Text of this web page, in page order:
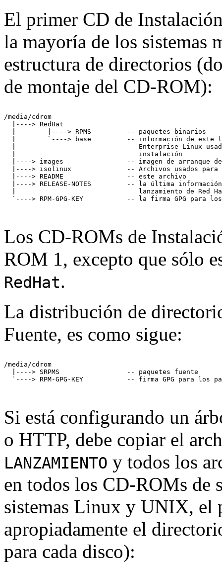
El primer CD de
la mayoría de los sistemas
estructura de directorios
de montaje del CD-ROM):
/media/cdrom
  |----> RedHat
  |        |----> RPMS         -- paquetes binarios
|        `----> base         -- información de este
|                               Enterprise Linux
  |                               instalación
|----> images                -- imagen de arranque
|----> isolinux              -- Archivos usados para
  |----> README                -- este archivo
|----> RELEASE-NOTES         -- la última
|                               lanzamiento de Red
Los CD-ROMs de
ROM 1, excepto que sólo
RedHat.
La distribución de
Fuente, es como sigue:
/media/cdrom
  |----> SRPMS                 -- paquetes fuente
Si está configurando un
o HTTP, debe copiar el
LANZAMIENTO y todos los
en todos los CD-ROMs de
sistemas Linux y UNIX, el
apropiadamente el
para cada disco):